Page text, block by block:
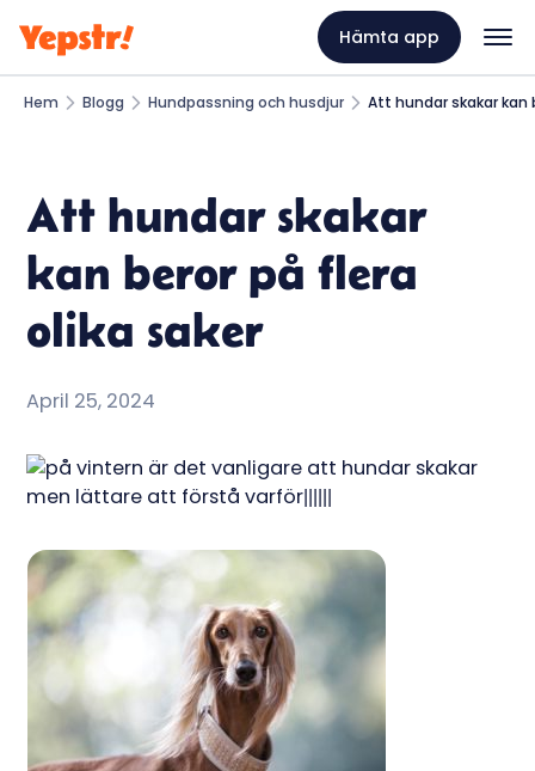
Hämta app
Hem Blogg Hundpassning och husdjur Att hundar skakar kan
Att hundar skakar
kan beror på flera
olika saker
April 25, 2024